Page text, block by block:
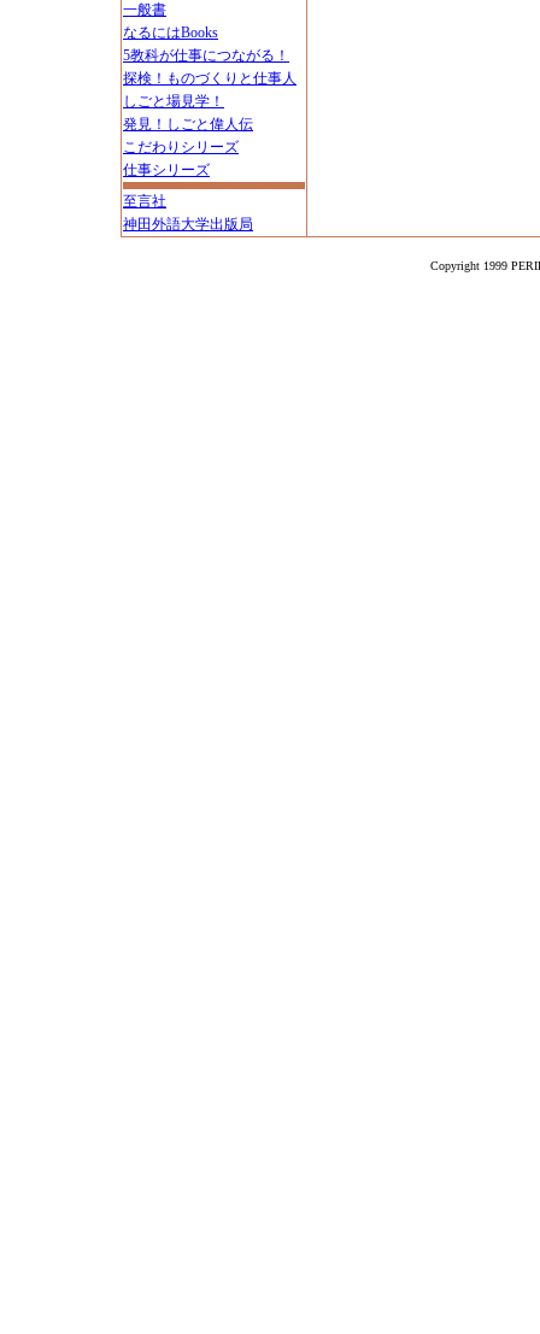
一般書
なるにはBooks
5教科が仕事につながる！
探検！ものづくりと仕事人
しごと場見学！
発見！しごと偉人伝
こだわりシリーズ
仕事シリーズ
至言社
神田外語大学出版局
Copyright 1999